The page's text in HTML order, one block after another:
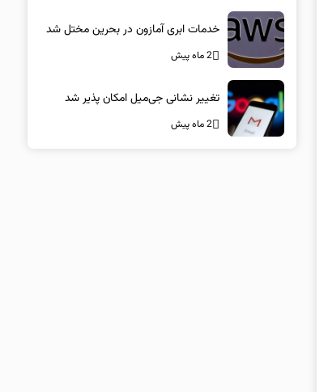
خدمات ابری آمازون در بحرین مختل شد
2 ماه پیش
تغییر نشانی جی‌میل امکان پذیر شد
2 ماه پیش